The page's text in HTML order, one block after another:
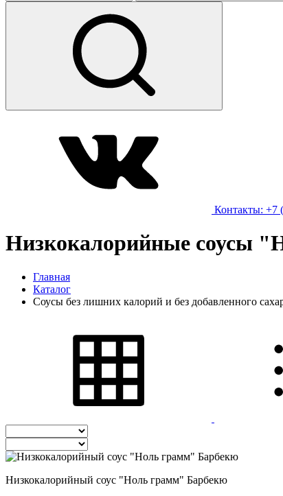
Контакты: +7
Низкокалорийные соусы
Главная
Каталог
Соусы без лишних калорий и без добавленного
Низкокалорийный соус "Ноль грамм" Барбекю